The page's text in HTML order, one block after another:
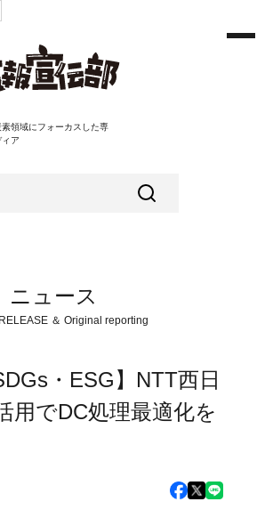
領域にフォーカスした専
ィア
ニュース
＆ Original reporting
・ESG】NTT西日
用でDC処理最適化を